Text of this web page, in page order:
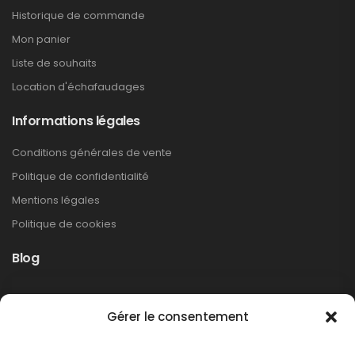
Gérer le consentement
Historique de commande
Mon panier
Liste de souhaits
Location d'échafaudages
Informations légales
Conditions générales de vente
Politique de confidentialité
Mentions légales
Politique de cookies
Blog